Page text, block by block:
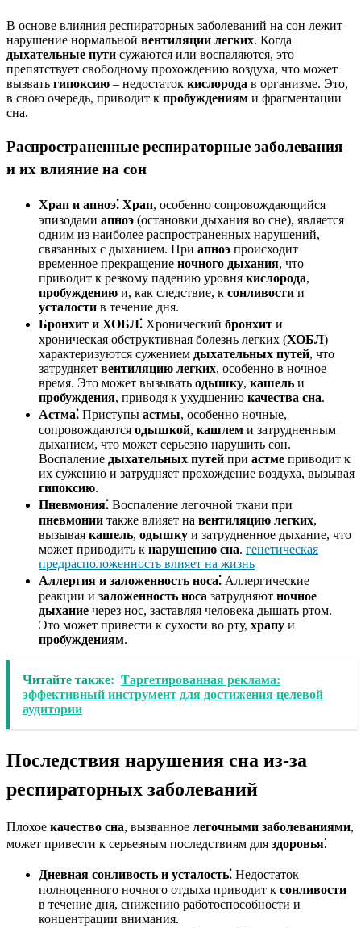
В основе влияния респираторных заболеваний на сон лежит
нарушение нормальной вентиляции легких. Когда
дыхательные пути сужаются или воспаляются, это
препятствует свободному прохождению воздуха, что может
вызвать гипоксию – недостаток кислорода в организме. Это,
в свою очередь, приводит к пробуждениям и фрагментации
сна.
Распространенные респираторные заболевания
и их влияние на сон
Храп и апноэ⁚ Храп, особенно сопровождающийся
эпизодами апноэ (остановки дыхания во сне), является
одним из наиболее распространенных нарушений,
связанных с дыханием. При апноэ происходит
временное прекращение ночного дыхания, что
приводит к резкому падению уровня кислорода,
пробуждению и, как следствие, к сонливости и
усталости в течение дня.
Бронхит и ХОБЛ⁚ Хронический бронхит и
хроническая обструктивная болезнь легких (ХОБЛ)
характеризуются сужением дыхательных путей, что
затрудняет вентиляцию легких, особенно в ночное
время. Это может вызывать одышку, кашель и
пробуждения, приводя к ухудшению качества сна.
Астма⁚ Приступы астмы, особенно ночные,
сопровождаются одышкой, кашлем и затрудненным
дыханием, что может серьезно нарушить сон.
Воспаление дыхательных путей при астме приводит к
их сужению и затрудняет прохождение воздуха, вызывая
гипоксию.
Пневмония⁚ Воспаление легочной ткани при
пневмонии также влияет на вентиляцию легких,
вызывая кашель, одышку и затрудненное дыхание, что
может приводить к нарушению сна. генетическая
предрасположенность влияет на жизнь
Аллергия и заложенность носа⁚ Аллергические
реакции и заложенность носа затрудняют ночное
дыхание через нос, заставляя человека дышать ртом.
Это может привести к сухости во рту, храпу и
пробуждениям.
Читайте также: Таргетированная реклама:
эффективный инструмент для достижения целевой
аудитории
Последствия нарушения сна из-за
респираторных заболеваний
Плохое качество сна, вызванное легочными заболеваниями,
может привести к серьезным последствиям для здоровья⁚
Дневная сонливость и усталость⁚ Недостаток
полноценного ночного отдыха приводит к сонливости
в течение дня, снижению работоспособности и
концентрации внимания.